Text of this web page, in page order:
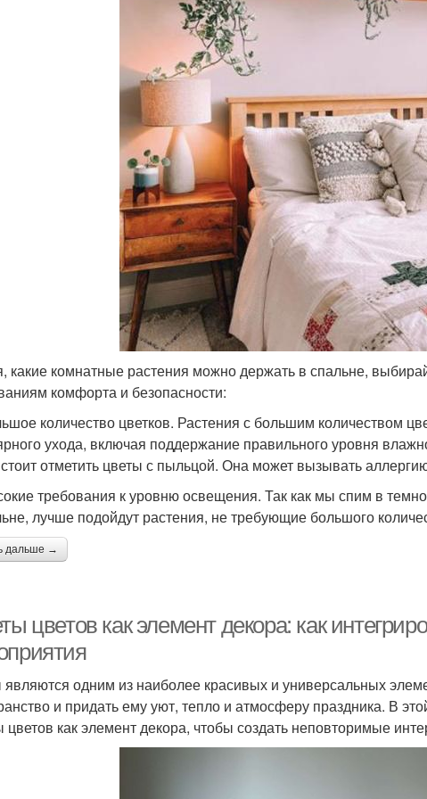
какие комнатные растения можно держать в спальне,
комфорта и безопасности:
количество цветков. Растения с большим количеством
ухода, включая поддержание правильного уровня
отметить цветы с пыльцой. Она может вызывать
требования к уровню освещения. Так как мы спим в
лучше подойдут растения, не требующие большого
дальше →
цветов как элемент декора: как
одним из наиболее красивых и универсальных
и придать ему уют, тепло и атмосферу праздника. В
цветов как элемент декора, чтобы создать неповторимые